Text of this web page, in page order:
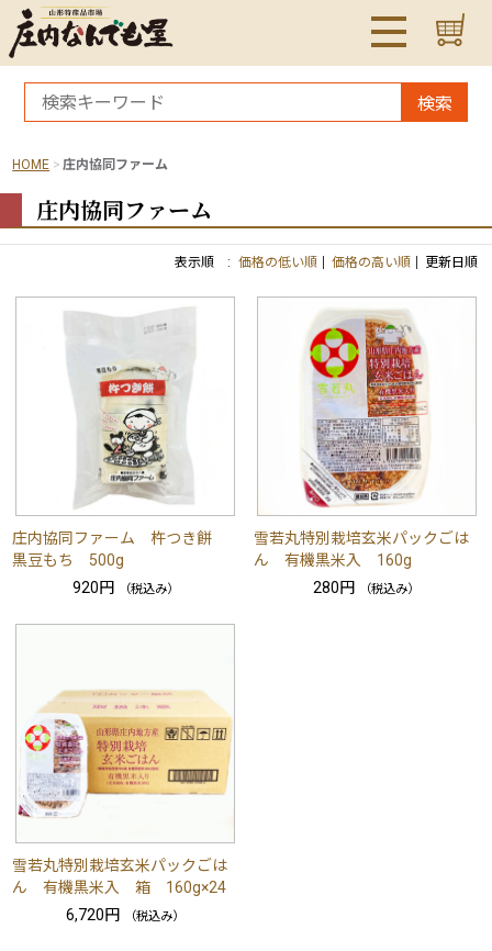
検索
HOME 庄内協同ファーム
庄内協同ファーム
表示順 : 価格の低い順 価格の高い順 更新日順
庄内協同ファーム 杵つき餅
黒豆もち 500g
920円
（税込み）
雪若丸特別栽培玄米パックごは
ん 有機黒米入 160g
280円
（税込み）
雪若丸特別栽培玄米パックごは
ん 有機黒米入 箱 160g×24
6,720円
（税込み）